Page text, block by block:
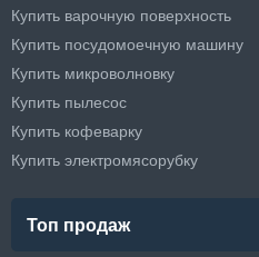
Купить варочную поверхность
Купить посудомоечную машину
Купить микроволновку
Купить пылесос
Купить кофеварку
Купить электромясорубку
Топ продаж